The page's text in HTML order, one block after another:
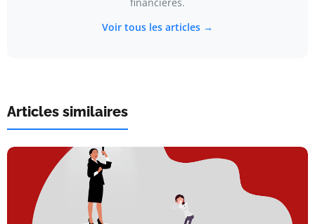
Voir tous les articles →
Articles similaires